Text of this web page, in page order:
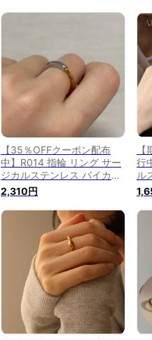
【35％OFFクーポン配布
中】R014 指輪 リング サー
ジカルステンレス バイカラ
ー 2way ゴールド シルバー
シンプル おしゃれ 金属アレ
ルギー対応 高級感 高見え
個性 カジュアル 錆びない
つけっぱなし 女性 レディー
ス ギフト プレゼント
accessory 6ef
2,310円
行
ル
レ
ゴ
見